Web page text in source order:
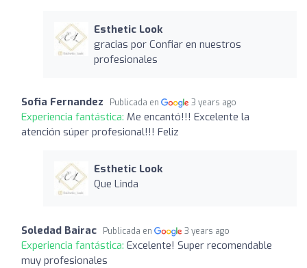
Esthetic Look
gracias por Confiar en nuestros
profesionales
Sofia Fernandez Publicada en 3 years ago
Experiencia fantástica: Me encantó!!! Excelente la
atención súper profesional!!! Feliz
Esthetic Look
Que Linda
Soledad Bairac Publicada en 3 years ago
Experiencia fantástica: Excelente! Super recomendable
muy profesionales